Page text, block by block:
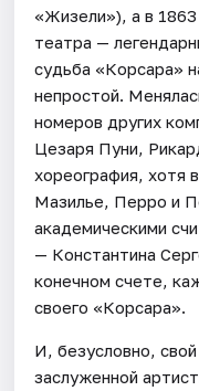
«Жизели»), а в
театра —
судьба «Корсара»
непростой.
номеров других
Цезаря Пуни,
хореография, хотя
Мазилье, Перро и
академическими
— Константина
конечном счете,
своего «Корсара».
И, безусловно,
заслуженной